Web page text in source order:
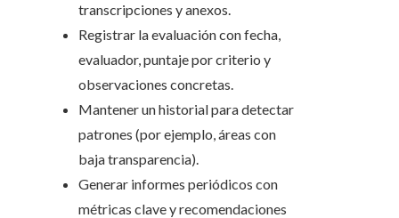
transcripciones y anexos.
Registrar la evaluación con fecha,
evaluador, puntaje por criterio y
observaciones concretas.
Mantener un historial para detectar
patrones (por ejemplo, áreas con
baja transparencia).
Generar informes periódicos con
métricas clave y recomendaciones